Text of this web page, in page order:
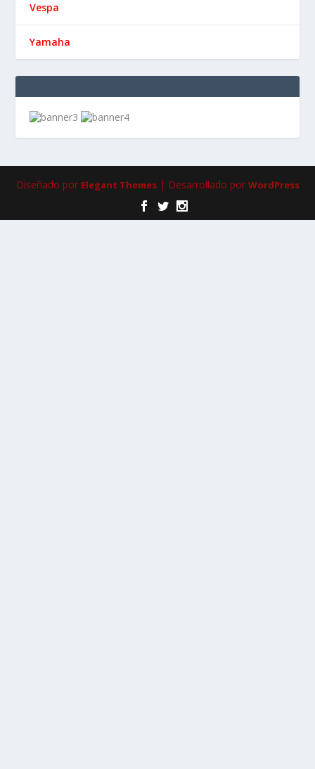
Vespa
Yamaha
Diseñado por Elegant Themes| Desarrollado por WordPress